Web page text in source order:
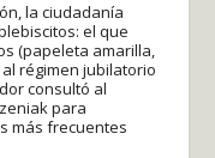
la ciudadanía
el que
(papeleta amarilla,
régimen jubilatorio
consultó al
para
más frecuentes